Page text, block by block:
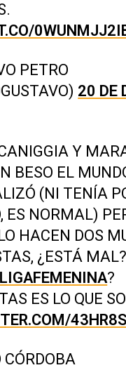
PETRO
20 DE
Y
BESO EL
(NI TENÍA
ES NORMAL)
HACEN DOS
¿ESTÁ MAL?
?
ES LO QUE